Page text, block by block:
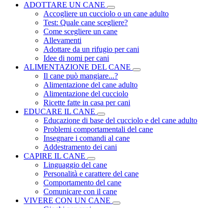
ADOTTARE UN CANE
Accogliere un cucciolo o un cane adulto
Test: Quale cane scegliere?
Come scegliere un cane
Allevamenti
Adottare da un rifugio per cani
Idee di nomi per cani
ALIMENTAZIONE DEL CANE
Il cane può mangiare...?
Alimentazione del cane adulto
Alimentazione del cucciolo
Ricette fatte in casa per cani
EDUCARE IL CANE
Educazione di base del cucciolo e del cane adulto
Problemi comportamentali del cane
Insegnare i comandi al cane
Addestramento dei cani
CAPIRE IL CANE
Linguaggio del cane
Personalità e carattere del cane
Comportamento del cane
Comunicare con il cane
VIVERE CON UN CANE